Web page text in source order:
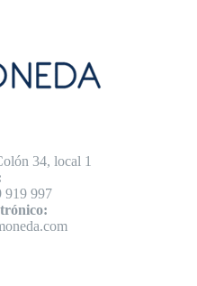
34, local 1
919 997